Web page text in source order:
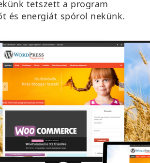
tetszett a program
és energiát spórol nekünk.